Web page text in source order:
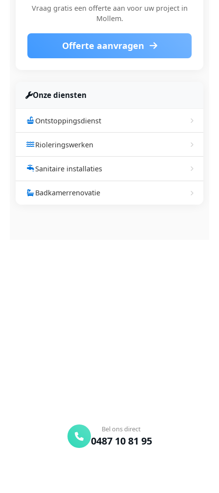
Vraag gratis een offerte aan voor uw project in
Mollem.
Offerte aanvragen
Onze diensten
Ontstoppingsdienst
Rioleringswerken
Sanitaire installaties
Badkamerrenovatie
Bel ons direct
0487 10 81 95